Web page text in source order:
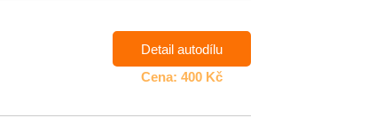
Detail autodílu
Cena: 400 Kč